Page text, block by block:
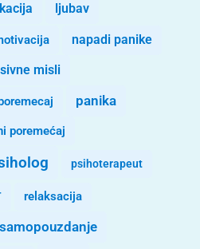
ljubav
napadi panike
misli
panika
poremećaj
psihoterapeut
relaksacija
samopouzdanje